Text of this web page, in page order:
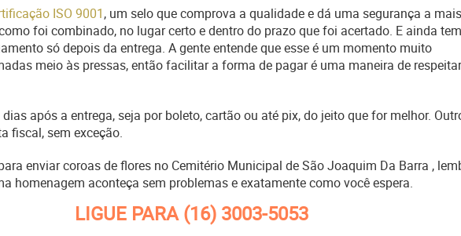
ISO 9001, um selo que comprova a qualidade e dá uma segurança a mais
foi combinado, no lugar certo e dentro do prazo que foi acertado. E ainda tem
só depois da entrega. A gente entende que esse é um momento muito
meio às pressas, então facilitar a forma de pagar é uma maneira de respeitar
após a entrega, seja por boleto, cartão ou até pix, do jeito que for melhor.
fiscal, sem exceção.
enviar coroas de flores no Cemitério Municipal de São Joaquim Da Barra ,
homenagem aconteça sem problemas e exatamente como você espera.
LIGUE PARA(16) 3003-5053